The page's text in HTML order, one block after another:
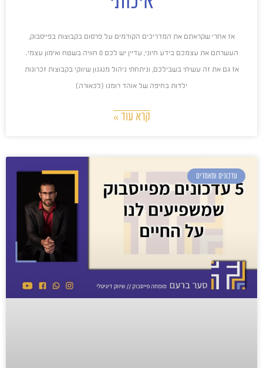
אז אחרי שקראתם את המדריכים הקודמים על פרסום בקבוצות בפייסבוק,
העשרתם את עצמכם בידע חיוני, עדיין יש לכם 0 חוויה בשטח ואימון עצמי.
אז גם את זה עשיתי בשבילכם, וניתחתי ניהול מנגנון שיווקי בקבוצות זכרונות
ילדות בחיפה של אוהד רומנו (לכאורה)
קרא עוד »
עדכונים ומאמרים